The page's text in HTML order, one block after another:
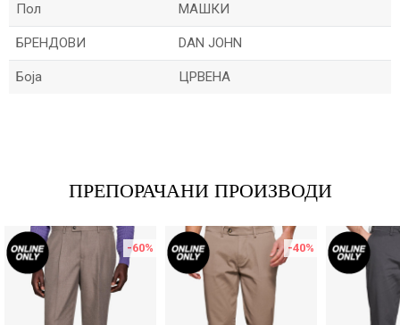
Пол МАШКИ
БРЕНДОВИ DAN JOHN
Боја ЦРВЕНА
Порака
ПРЕПОРАЧАНИ ПРОИЗВОДИ
-60% -40%